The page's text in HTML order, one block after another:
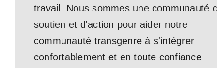
travail. Nous sommes une communauté
soutien et d'action pour aider notre
communauté transgenre à s'intégrer
confortablement et en toute confiance